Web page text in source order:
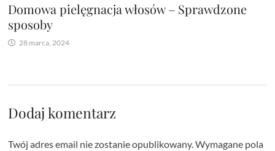
Domowa pielęgnacja włosów – Sprawdzone
sposoby
28 marca, 2024
Dodaj komentarz
Twój adres email nie zostanie opublikowany.Wymagane pola